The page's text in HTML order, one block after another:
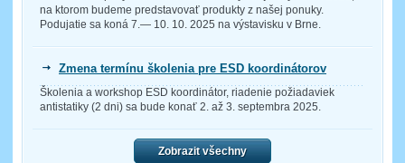
na ktorom budeme predstavovať produkty z našej ponuky.
Podujatie sa koná 7.— 10. 10. 2025 na výstavisku v Brne.
Zmena termínu školenia pre ESD koordinátorov
Školenia a workshop ESD koordinátor, riadenie požiadaviek
antistatiky (2 dni) sa bude konať 2. až 3. septembra 2025.
Zobrazit všechny